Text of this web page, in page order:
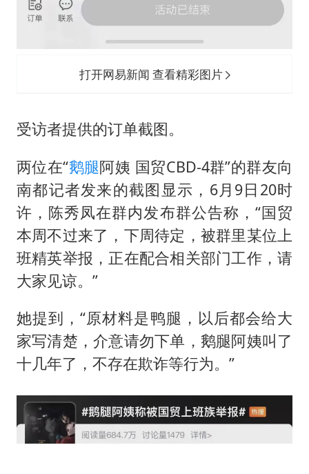
打开网易新闻 查看精彩图片
受访者提供的订单截图。
两位在“鹅腿阿姨 国贸CBD-4群”的群友向
南都记者发来的截图显示，6月9日20时
许，陈秀凤在群内发布群公告称，“国贸
本周不过来了，下周待定，被群里某位上
班精英举报，正在配合相关部门工作，请
大家见谅。”
她提到，“原材料是鸭腿，以后都会给大
家写清楚，介意请勿下单，鹅腿阿姨叫了
十几年了，不存在欺诈等行为。”